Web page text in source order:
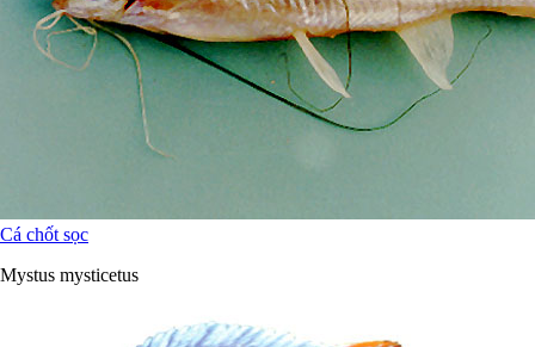
Cá chốt sọc
Mystus mysticetus